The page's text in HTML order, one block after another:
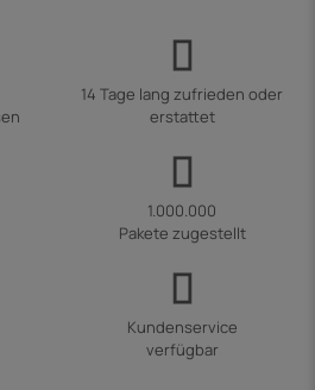
14 Tage lang zufrieden oder
erstattet
1.000.000
Pakete zugestellt
Kundenservice
verfügbar